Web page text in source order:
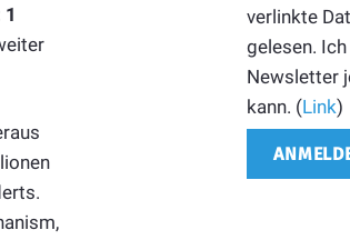
verlinkte
gelesen.
Newsletter
kann. (Link)